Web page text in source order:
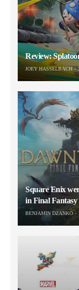
Review:
JOEY HASSELBACH
Square Enix
in Final
BENJAMIN DZANKO